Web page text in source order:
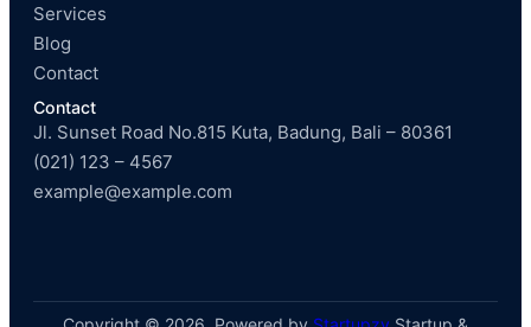
Services
Blog
Contact
Contact
Jl. Sunset Road No.815 Kuta, Badung, Bali – 80361
(021) 123 – 4567
example@example.com